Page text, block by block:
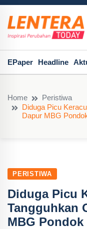
EPaper Headline
Home
Peristiwa
Diduga Picu
Dapur MBG
PERISTIWA
Diduga Picu
Tangguhkan
MBG Pondok